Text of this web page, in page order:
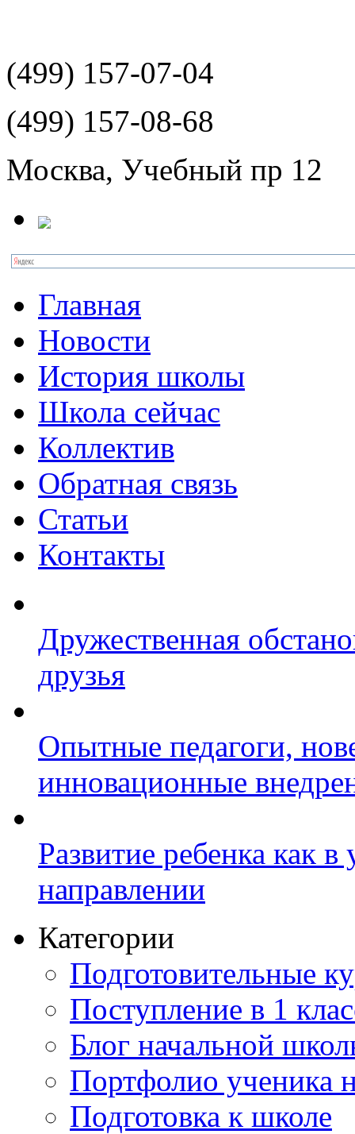
(499) 157-07-04
(499) 157-08-68
Москва, Учебный пр 12
Главная
Новости
История школы
Школа сейчас
Коллектив
Обратная связь
Статьи
Контакты
Дружественная
друзья
Опытные педагоги,
инновационные
Развитие ребенка как
направлении
Категории
Подготовительные
Поступление в 1
Блог начальной
Портфолио ученика
Подготовка к школе